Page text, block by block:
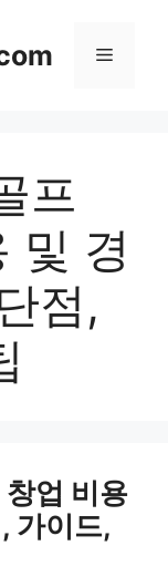
메
프
및 경
점,
업 비용
가이드,